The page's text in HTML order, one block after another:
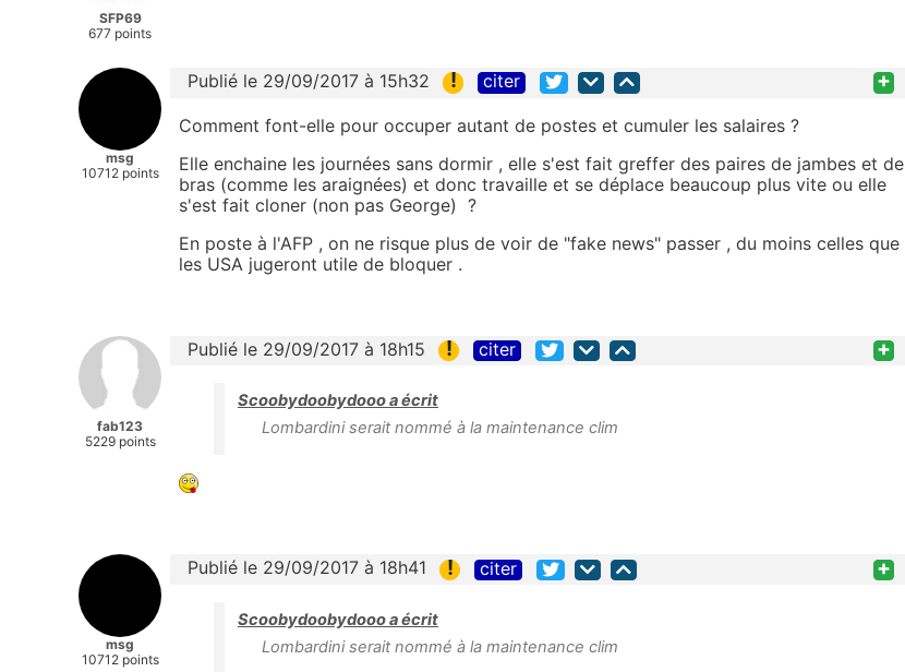
SFP69
677 points
msg
10712 points
Publié le 29/09/2017 à 15h32 ! citer +
Comment font-elle pour occuper autant de postes et cumuler les salaires ?
Elle enchaine les journées sans dormir , elle s'est fait greffer des paires de jambes et de
bras (comme les araignées) et donc travaille et se déplace beaucoup plus vite ou elle
s'est fait cloner (non pas George) ?
En poste à l'AFP , on ne risque plus de voir de "fake news" passer , du moins celles que
les USA jugeront utile de bloquer .
fab123
5229 points
Publié le 29/09/2017 à 18h15 ! citer +
Scoobydoobydooo a écrit
Lombardini serait nommé à la maintenance clim
msg
10712 points
Publié le 29/09/2017 à 18h41 ! citer +
Scoobydoobydooo a écrit
Lombardini serait nommé à la maintenance clim